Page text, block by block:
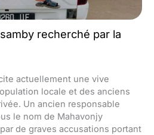
recherché par la
actuellement une vive
locale et des anciens
Un ancien responsable
le nom de Mahavonjy
de graves accusations portant